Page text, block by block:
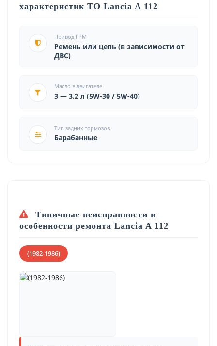
характеристик ТО Lancia A 112
Привод ГРМ
Ремень или цепь (в зависимости от
ДВС)
Масло в двигателе
3 — 3.2 л (5W-30 / 5W-40)
Тип задних тормозов
Барабанные
Типичные неисправности и
особенности ремонта Lancia A 112
(1982-1986)